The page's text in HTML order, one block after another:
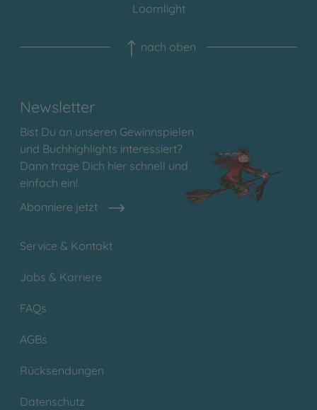
Loomlight
nach oben
Newsletter
Bist Du an unseren Gewinnspielen
und Buchhighlights interessiert?
Dann trage Dich hier schnell und
einfach ein!
Abonniere jetzt
Service & Kontakt
Jobs & Karriere
FAQs
AGBs
Rücksendungen
Datenschutz